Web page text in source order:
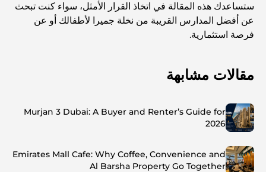
ستساعدك هذه المقالة في اتخاذ القرار الأمثل، سواء كنت تبحث
عن أفضل المدارس القريبة من نخلة جميرا لأطفالك أو عن
فرصة استثمارية.
مقالات مشابهة
Murjan 3 Dubai: A Buyer and Renter’s Guide for
2026
Emirates Mall Cafe: Why Coffee, Convenience and
Al Barsha Property Go Together